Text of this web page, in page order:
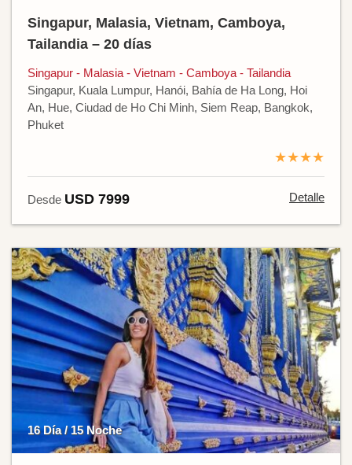
Singapur, Malasia, Vietnam, Camboya,
Tailandia – 20 días
Singapur - Malasia - Vietnam - Camboya - Tailandia
Singapur, Kuala Lumpur, Hanói, Bahía de Ha Long, Hoi
An, Hue, Ciudad de Ho Chi Minh, Siem Reap, Bangkok,
Phuket
★★★★
Desde USD 7999 Detalle
16 Día / 15 Noche